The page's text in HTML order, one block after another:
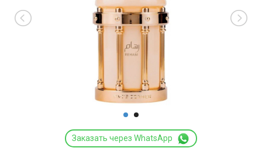
Заказать через WhatsApp